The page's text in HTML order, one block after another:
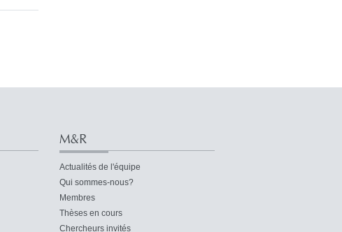
M&R
Actualités de l'équipe
Qui sommes-nous?
Membres
Thèses en cours
Chercheurs invités